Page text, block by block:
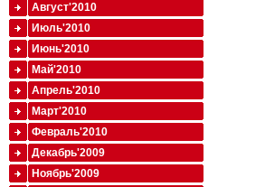
Август'2010
Июль'2010
Июнь'2010
Май'2010
Апрель'2010
Март'2010
Февраль'2010
Декабрь'2009
Ноябрь'2009